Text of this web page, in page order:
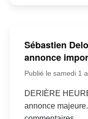
Sébastien
annonce
Publié le samedi 1
DERIÈRE
annonce